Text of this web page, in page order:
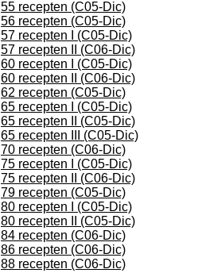
55 recepten (C05-Dic)
56 recepten (C05-Dic)
57 recepten I (C05-Dic)
57 recepten II (C06-Dic)
60 recepten I (C05-Dic)
60 recepten II (C06-Dic)
62 recepten (C05-Dic)
65 recepten I (C05-Dic)
65 recepten II (C05-Dic)
65 recepten III (C05-Dic)
70 recepten (C06-Dic)
75 recepten I (C05-Dic)
75 recepten II (C06-Dic)
79 recepten (C05-Dic)
80 recepten I (C05-Dic)
80 recepten II (C05-Dic)
84 recepten (C06-Dic)
86 recepten (C06-Dic)
88 recepten (C06-Dic)